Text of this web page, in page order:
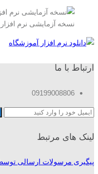
نسخه آزمایشی نرم
ارتباط با ما
09199008806
لینک های مرتبط
پیگیری مرسولات ارسالی